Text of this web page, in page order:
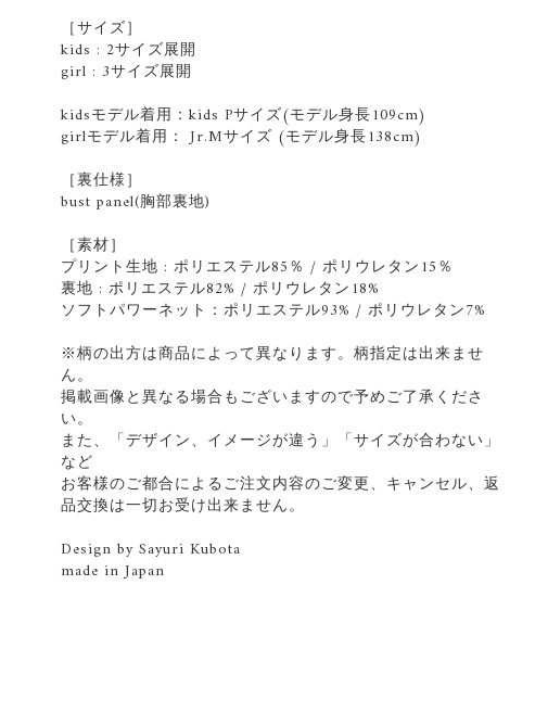
［サイズ］
kids : 2サイズ展開
girl : 3サイズ展開
kidsモデル着用：kids Pサイズ(モデル身長109cm)
girlモデル着用： Jr.Mサイズ (モデル身長138cm)
［裏仕様］
bust panel(胸部裏地)
［素材］
プリント生地 : ポリエステル85％ / ポリウレタン15％
裏地 : ポリエステル82% / ポリウレタン18%
ソフトパワーネット：ポリエステル93% / ポリウレタン7%
※柄の出方は商品によって異なります。柄指定は出来ませ
ん。
掲載画像と異なる場合もございますので予めご了承くださ
い。
また、「デザイン、イメージが違う」「サイズが合わない」
など
お客様のご都合によるご注文内容のご変更、キャンセル、返
品交換は一切お受け出来ません。
Design by Sayuri Kubota
made in Japan